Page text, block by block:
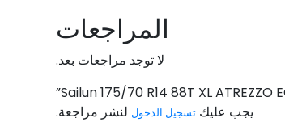
المراجعات
لا توجد مراجعات بعد.
يجب عليكتسجيل الدخول لنشر مراجعة.